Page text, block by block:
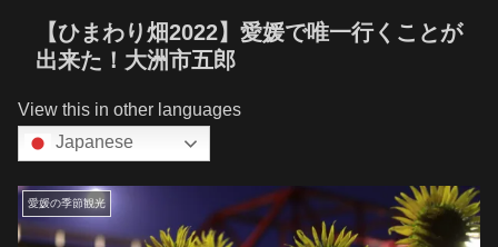
【ひまわり畑2022】愛媛で唯一行くことが
出来た！大洲市五郎
View this in other languages
Japanese
愛媛の季節観光